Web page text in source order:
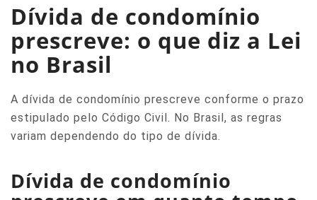
Dívida de condomínio
prescreve: o que diz a Lei
no Brasil
A dívida de condomínio prescreve conforme o prazo
estipulado pelo Código Civil. No Brasil, as regras
variam dependendo do tipo de dívida.
Dívida de condomínio